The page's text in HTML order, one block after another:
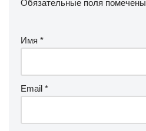
Обязательные поля помечены
Имя *
Email *